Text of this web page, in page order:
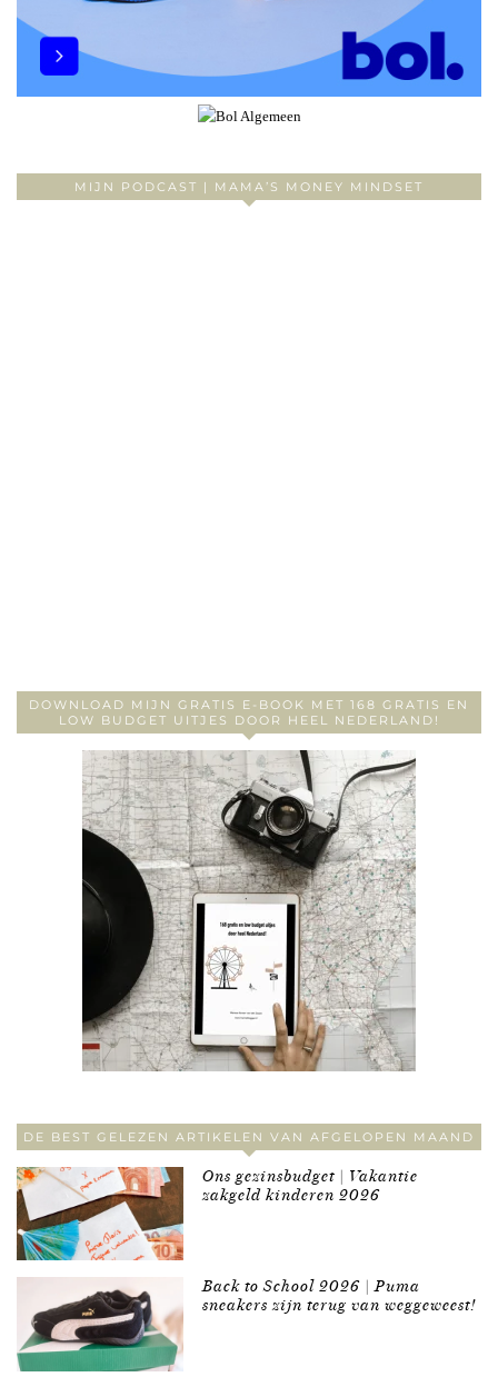
MIJN PODCAST | MAMA’S MONEY MINDSET
DOWNLOAD MIJN GRATIS E-BOOK MET 168 GRATIS EN
LOW BUDGET UITJES DOOR HEEL NEDERLAND!
DE BEST GELEZEN ARTIKELEN VAN AFGELOPEN MAAND
Ons gezinsbudget | Vakantie
zakgeld kinderen 2026
Back to School 2026 | Puma
sneakers zijn terug van weggeweest!